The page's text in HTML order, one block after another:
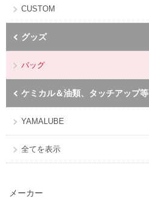
CUSTOM
グッズ
バッグ
ケミカル＆油類、タッチアップ等
YAMALUBE
全てを表示
メーカー